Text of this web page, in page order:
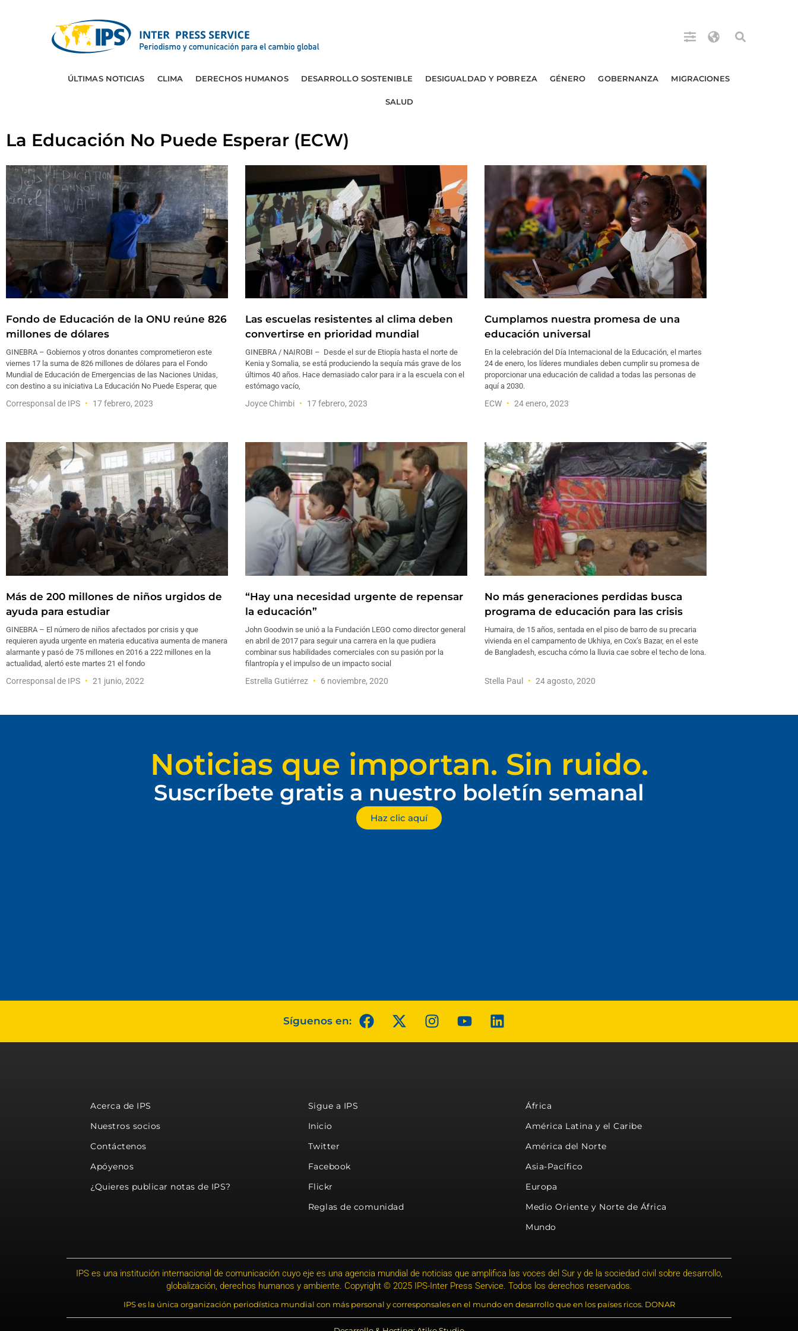
ÚLTIMAS NOTICIAS CLIMA DERECHOS HUMANOS DESARROLLO SOSTENIBLE DESIGUALDAD Y POBREZA GÉNERO GOBERNANZA MIGRACIONES
SALUD
La Educación No Puede Esperar (ECW)
Fondo de Educación de la ONU reúne 826
millones de dólares
GINEBRA – Gobiernos y otros donantes comprometieron este
viernes 17 la suma de 826 millones de dólares para el Fondo
Mundial de Educación de Emergencias de las Naciones Unidas,
con destino a su iniciativa La Educación No Puede Esperar, que
Corresponsal de IPS 17 febrero, 2023
Las escuelas resistentes al clima deben
convertirse en prioridad mundial
GINEBRA / NAIROBI – Desde el sur de Etiopía hasta el norte de
Kenia y Somalia, se está produciendo la sequía más grave de los
últimos 40 años. Hace demasiado calor para ir a la escuela con el
estómago vacío,
Joyce Chimbi 17 febrero, 2023
Cumplamos nuestra promesa de una
educación universal
En la celebración del Día Internacional de la Educación, el martes
24 de enero, los líderes mundiales deben cumplir su promesa de
proporcionar una educación de calidad a todas las personas de
aquí a 2030.
ECW 24 enero, 2023
Más de 200 millones de niños urgidos de
ayuda para estudiar
GINEBRA – El número de niños afectados por crisis y que
requieren ayuda urgente en materia educativa aumenta de manera
alarmante y pasó de 75 millones en 2016 a 222 millones en la
actualidad, alertó este martes 21 el fondo
Corresponsal de IPS 21 junio, 2022
“Hay una necesidad urgente de repensar
la educación”
John Goodwin se unió a la Fundación LEGO como director general
en abril de 2017 para seguir una carrera en la que pudiera
combinar sus habilidades comerciales con su pasión por la
filantropía y el impulso de un impacto social
Estrella Gutiérrez 6 noviembre, 2020
No más generaciones perdidas busca
programa de educación para las crisis
Humaira, de 15 años, sentada en el piso de barro de su precaria
vivienda en el campamento de Ukhiya, en Cox’s Bazar, en el este
de Bangladesh, escucha cómo la lluvia cae sobre el techo de lona.
Stella Paul 24 agosto, 2020
Noticias que importan. Sin ruido.
Suscríbete gratis a nuestro boletín semanal
Haz clic aquí
Síguenos en:
Acerca de IPS
Nuestros socios
Contáctenos
Apóyenos
¿Quieres publicar notas de IPS?
Sigue a IPS
Inicio
Twitter
Facebook
Flickr
Reglas de comunidad
África
América Latina y el Caribe
América del Norte
Asia-Pacífico
Europa
Medio Oriente y Norte de África
Mundo
IPS es una institución internacional de comunicación cuyo eje es una agencia mundial de noticias que amplifica las voces del Sur y de la sociedad civil sobre desarrollo,
globalización, derechos humanos y ambiente. Copyright © 2025 IPS-Inter Press Service. Todos los derechos reservados.
IPS es la única organización periodística mundial con más personal y corresponsales en el mundo en desarrollo que en los países ricos. DONAR